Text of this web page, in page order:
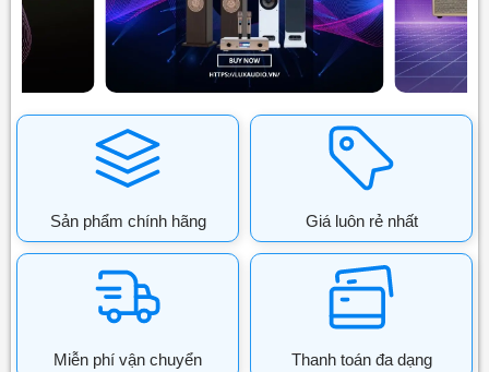
Sản phẩm chính hãng Giá luôn rẻ nhất
Miễn phí vận chuyển Thanh toán đa dạng